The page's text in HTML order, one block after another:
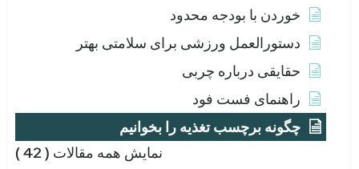
خوردن با بودجه محدود
دستورالعمل ورزشی برای سلامتی بهتر
حقایقی درباره چربی
راهنمای فست فود
چگونه برچسب تغذیه را بخوانیم
نمایش همه مقالات ( 42 )